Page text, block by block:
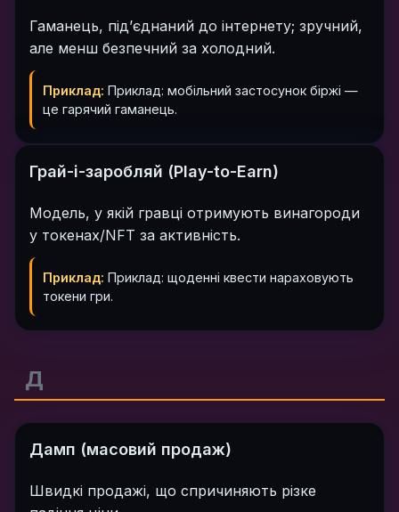
Гаманець, під’єднаний до інтернету; зручний,
але менш безпечний за холодний.
Приклад: Приклад: мобільний застосунок біржі —
це гарячий гаманець.
Грай-і-заробляй (Play-to-Earn)
Модель, у якій гравці отримують винагороди
у токенах/NFT за активність.
Приклад: Приклад: щоденні квести нараховують
токени гри.
Д
Дамп (масовий продаж)
Швидкі продажі, що спричиняють різке